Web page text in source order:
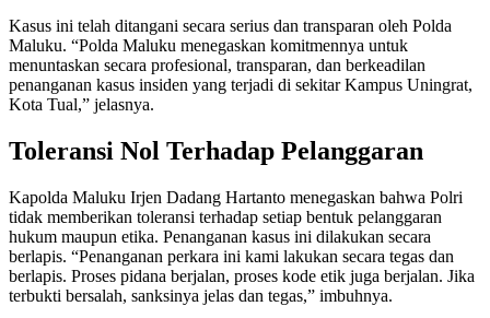
Kasus ini telah ditangani secara serius dan transparan oleh Polda
Maluku. “Polda Maluku menegaskan komitmennya untuk
menuntaskan secara profesional, transparan, dan berkeadilan
penanganan kasus insiden yang terjadi di sekitar Kampus Uningrat,
Kota Tual,” jelasnya.
Toleransi Nol Terhadap Pelanggaran
Kapolda Maluku Irjen Dadang Hartanto menegaskan bahwa Polri
tidak memberikan toleransi terhadap setiap bentuk pelanggaran
hukum maupun etika. Penanganan kasus ini dilakukan secara
berlapis. “Penanganan perkara ini kami lakukan secara tegas dan
berlapis. Proses pidana berjalan, proses kode etik juga berjalan. Jika
terbukti bersalah, sanksinya jelas dan tegas,” imbuhnya.